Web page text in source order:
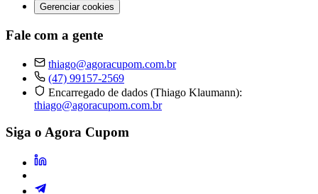
Gerenciar cookies
Fale com a gente
thiago@agoracupom.com.br
(47) 99157-2569
Encarregado de dados (Thiago Klaumann):
thiago@agoracupom.com.br
Siga o Agora Cupom